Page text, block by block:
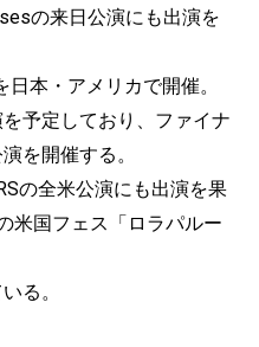
の来日公演にも出演を
本・アメリカで開催。
予定しており、ファイナ
を開催する。
の全米公演にも出演を果
米国フェス「ロラパルー
る。